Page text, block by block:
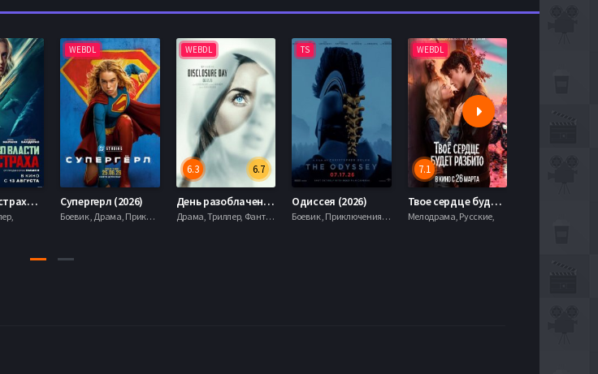
Во власти страха (2026)
WEBDL
Супергерл (2026)
Боевик , Драма, Приключения, Фантастика,
WEBDL
6.7
6.3
День разоблачения (2026)
Драма, Триллер, Фантастика,
TS
Одиссея (2026)
Боевик , Приключения, Фэнтези,
WEBDL
7.1
Твое сердце будет разбито (2026)
Мелодрама, Русские,